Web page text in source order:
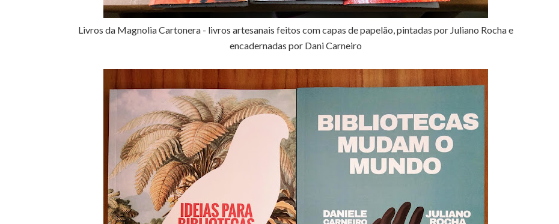
Livros da Magnolia Cartonera - livros artesanais feitos com capas de papelão, pintadas por Juliano Rocha e
encadernadas por Dani Carneiro